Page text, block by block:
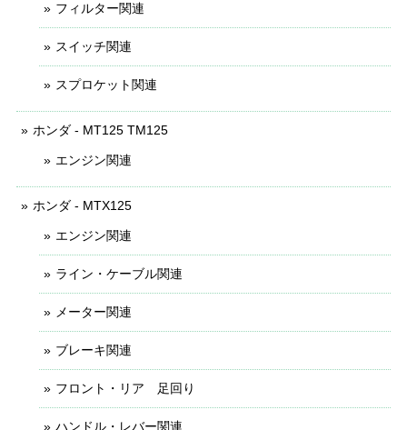
フィルター関連
スイッチ関連
スプロケット関連
ホンダ - MT125 TM125
エンジン関連
ホンダ - MTX125
エンジン関連
ライン・ケーブル関連
メーター関連
ブレーキ関連
フロント・リア 足回り
ハンドル・レバー関連